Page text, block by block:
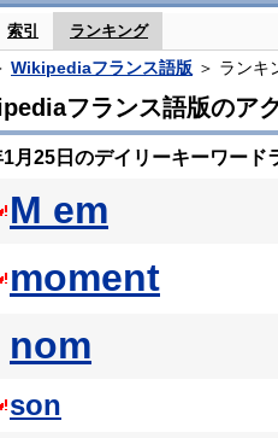
索引 ランキング
Wikipediaフランス語版 ＞ ランキ
フランス語版のア
月25日のデイリーキーワード
M em
moment
nom
son